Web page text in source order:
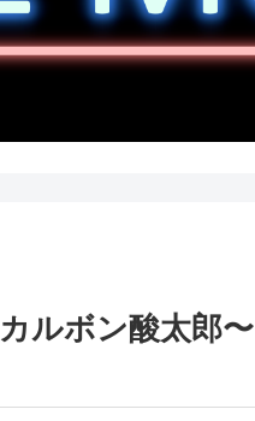
ボン酸太郎〜